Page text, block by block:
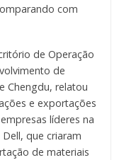
com
de Operação
de
Chengdu, relatou
e exportações
líderes na
que criaram
de materiais